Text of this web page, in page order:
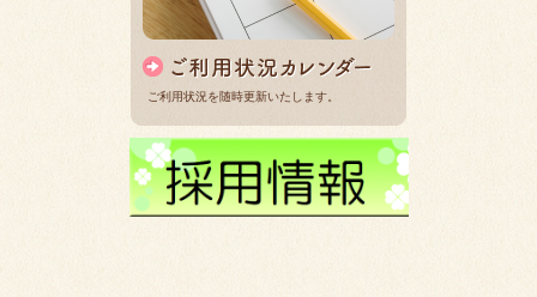
ご利用状況を随時更新いたします。